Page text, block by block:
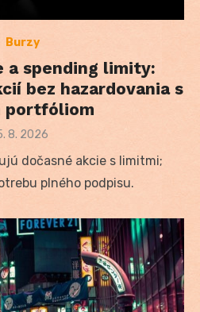
Burzy
a spending limity:
bez hazardovania s
portfóliom
8. 2026
dočasné akcie s limitmi;
plného podpisu.